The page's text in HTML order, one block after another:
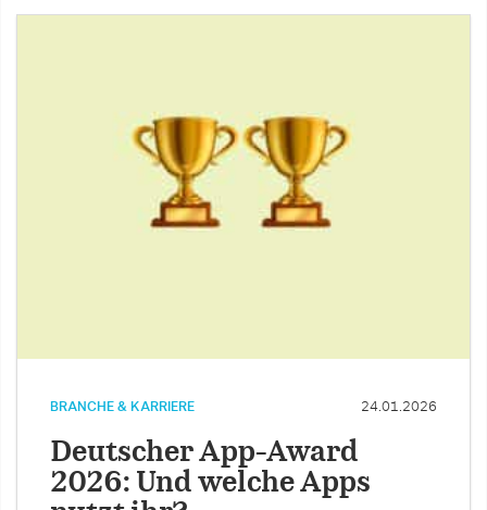
BRANCHE & KARRIERE 24.01.2026
Deutscher App-Award
2026: Und welche Apps